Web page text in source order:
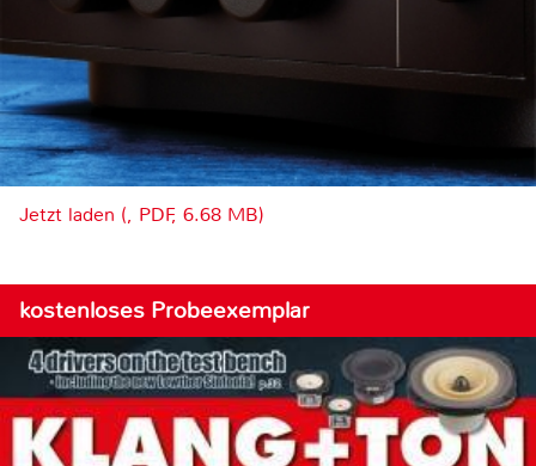
Jetzt laden (, PDF, 6.68 MB)
kostenloses Probeexemplar